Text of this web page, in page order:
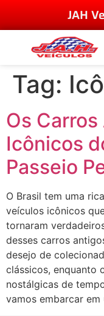
JAH
Tag:
Os
Icônicos
Passeio
O Brasil tem uma
veículos icônicos
tornaram
desses carros
desejo de
clássicos, enquanto
nostálgicas de
vamos embarcar